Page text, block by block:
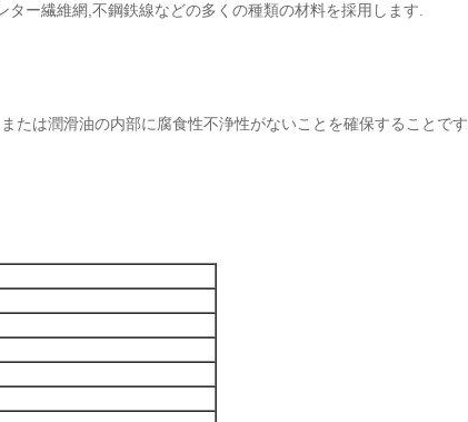
ー繊維網,不鋼鉄線などの多くの種類の材料を採用します.
たは潤滑油の内部に腐食性不浄性がないことを確保することです.